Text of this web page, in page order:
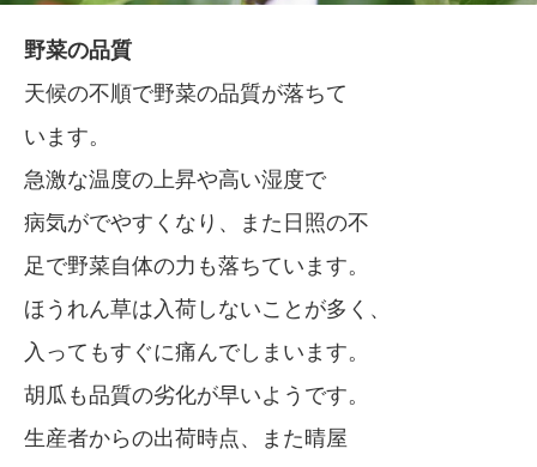
野菜の品質
天候の不順で野菜の品質が落ちて
います。
急激な温度の上昇や高い湿度で
病気がでやすくなり、また日照の不
足で野菜自体の力も落ちています。
ほうれん草は入荷しないことが多く、
入ってもすぐに痛んでしまいます。
胡瓜も品質の劣化が早いようです。
生産者からの出荷時点、また晴屋